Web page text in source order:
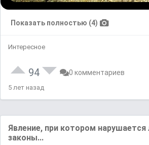
Показать полностью (4)
Интересное
94 0 комментариев
5 лет назад
Явление, при котором нарушается
законы...